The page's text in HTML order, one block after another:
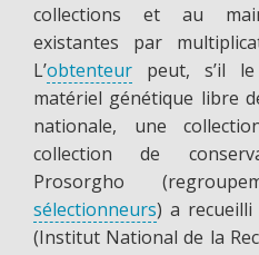
collections et au
existantes par
L’obtenteur peut, s’il
matériel génétique libre
nationale, une
collection de
Prosorgho
sélectionneurs) a recueilli
(Institut National de la